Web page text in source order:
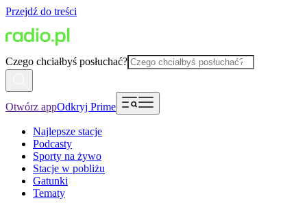
Przejdź do treści
Czego chciałbyś posłuchać?
Otwórz appOdkryj Prime
Najlepsze stacje
Podcasty
Sporty na żywo
Stacje w pobliżu
Gatunki
Tematy